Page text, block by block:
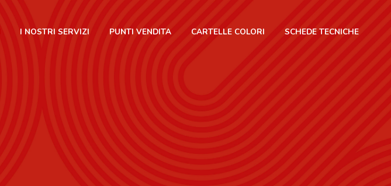
I NOSTRI SERVIZI PUNTI VENDITA CARTELLE COLORI SCHEDE TECNICHE